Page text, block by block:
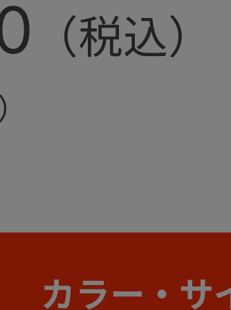
カラー・サ